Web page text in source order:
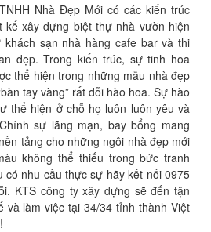
Nhà Đẹp Mới có các kiến trúc
kế xây dựng biệt thự nhà vườn hiện
sạn nhà hàng cafe bar và thi
đẹp. Trong kiến trúc, sự tinh hoa
thể hiện trong những mẫu nhà đẹp
tay vàng” rất đỗi hào hoa. Sự hào
thể hiện ở chỗ họ luôn luôn yêu và
sự lãng mạn, bay bổng mang
tảng cho những ngôi nhà đẹp mới
không thể thiếu trong bức tranh
có nhu cầu thực sự hãy kết nối 0975
KTS công ty xây dựng sẽ đến tận
và làm việc tại 34/34 tỉnh thành Việt